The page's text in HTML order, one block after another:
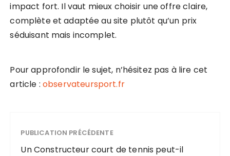
impact fort. Il vaut mieux choisir une offre claire,
complète et adaptée au site plutôt qu’un prix
séduisant mais incomplet.
Pour approfondir le sujet, n’hésitez pas à lire cet
article : observateursport.fr
PUBLICATION PRÉCÉDENTE
Un Constructeur court de tennis peut-il